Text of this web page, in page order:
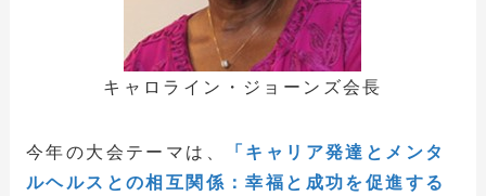
キャロライン・ジョーンズ会長
今年の大会テーマは、
「キャリア発達とメンタ
ルヘルスとの相互関係：幸福と成功を促進する